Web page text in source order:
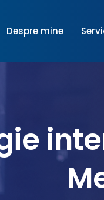
Despre mine